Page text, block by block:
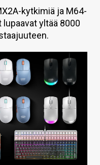
kytkimiä ja M64-
yltää 8000